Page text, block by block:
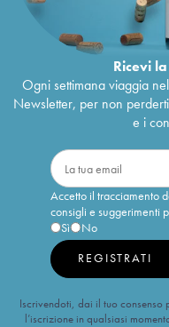
Ricevi
Ogni settimana viaggia
Newsletter, per non
e i
Accetto il tracciamento
consigli e suggerimenti
Sì
No
REGISTRATI
Iscrivendoti, dai il tuo consenso
l’iscrizione in qualsiasi